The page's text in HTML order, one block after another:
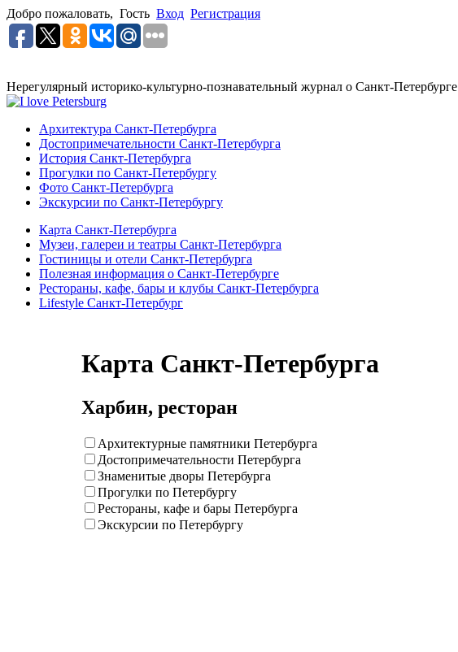
Добро пожаловать, Гость Вход Регистрация
Нерегулярный историко-культурно-познавательный журнал о Санкт-Петербурге
Архитектура Санкт-Петербурга
Достопримечательности Санкт-Петербурга
История Санкт-Петербурга
Прогулки по Санкт-Петербургу
Фото Санкт-Петербурга
Экскурсии по Санкт-Петербургу
Карта Санкт-Петербурга
Музеи, галереи и театры Санкт-Петербурга
Гостиницы и отели Санкт-Петербурга
Полезная информация о Санкт-Петербурге
Рестораны, кафе, бары и клубы Санкт-Петербурга
Lifestyle Санкт-Петербург
Карта Санкт-Петербурга
Харбин, ресторан
Архитектурные памятники Петербурга
Достопримечательности Петербурга
Знаменитые дворы Петербурга
Прогулки по Петербургу
Рестораны, кафе и бары Петербурга
Экскурсии по Петербургу